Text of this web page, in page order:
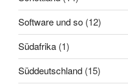
Software und so (12)
Südafrika (1)
Süddeutschland (15)